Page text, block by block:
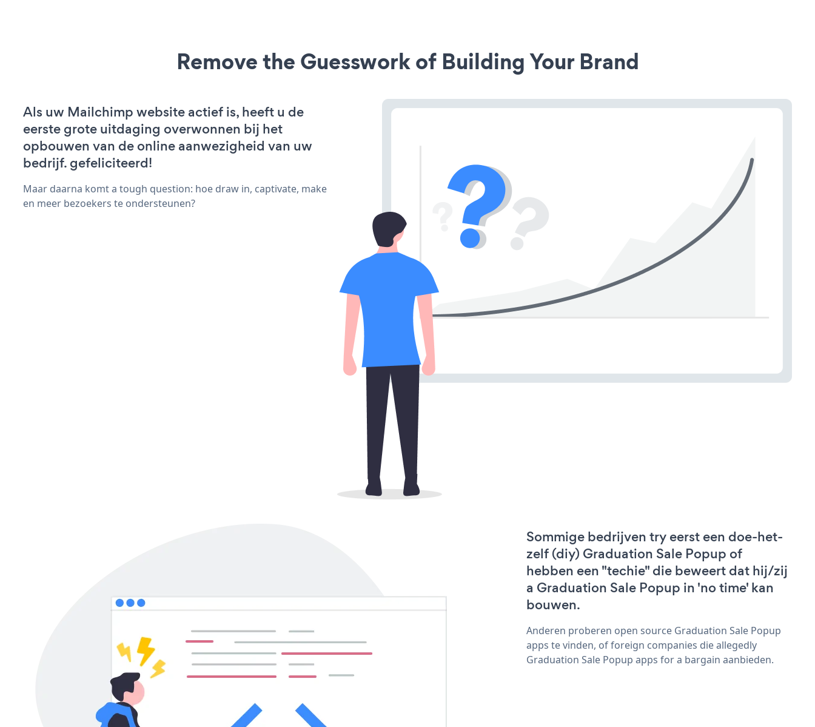
Remove the Guesswork of Building Your Brand
Als uw Mailchimp website actief is, heeft u de
eerste grote uitdaging overwonnen bij het
opbouwen van de online aanwezigheid van uw
bedrijf. gefeliciteerd!
Maar daarna komt a tough question: hoe draw in, captivate, make
en meer bezoekers te ondersteunen?
Sommige bedrijven try eerst een doe-het-
zelf (diy) Graduation Sale Popup of
hebben een "techie" die beweert dat hij/zij
a Graduation Sale Popup in 'no time' kan
bouwen.
Anderen proberen open source Graduation Sale Popup
apps te vinden, of foreign companies die allegedly
Graduation Sale Popup apps for a bargain aanbieden.